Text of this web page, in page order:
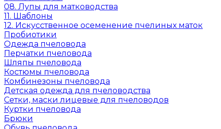
08. Лупы для матководства
11. Шаблоны
12. Искусственное осеменение пчелиных маток
Пробиотики
Одежда пчеловода
Перчатки пчеловода
Шляпы пчеловода
Костюмы пчеловода
Комбинезоны пчеловода
Детская одежда для пчеловодства
Сетки, маски лицевые для пчеловодов
Куртки пчеловода
Брюки